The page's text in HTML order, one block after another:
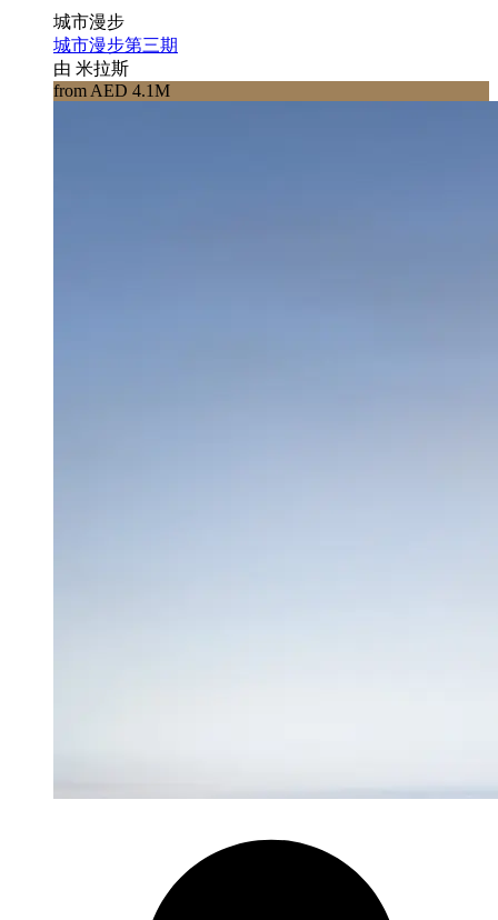
城市漫步
城市漫步第三期
由 米拉斯
from AED 4.1M